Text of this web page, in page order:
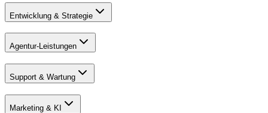
Entwicklung & Strategie
Agentur-Leistungen
Support & Wartung
Marketing & KI